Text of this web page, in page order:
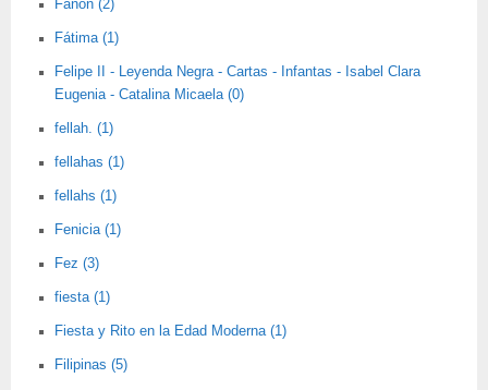
Fanon (2)
Fátima (1)
Felipe II - Leyenda Negra - Cartas - Infantas - Isabel Clara
Eugenia - Catalina Micaela (0)
fellah. (1)
fellahas (1)
fellahs (1)
Fenicia (1)
Fez (3)
fiesta (1)
Fiesta y Rito en la Edad Moderna (1)
Filipinas (5)